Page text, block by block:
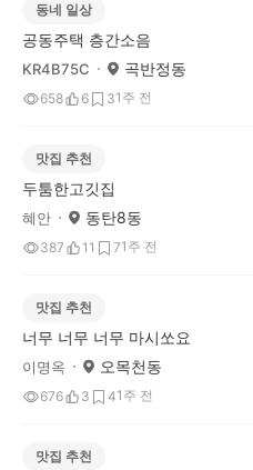
동네 일상
공동주택 층간소음
KR4B75C 곡반정동
658 6 31주 전
맛집 추천
두툼한고깃집
혜안 동탄8동
387 11 71주 전
맛집 추천
너무 너무 너무 마시쏘요
이명옥 오목천동
676 3 41주 전
맛집 추천